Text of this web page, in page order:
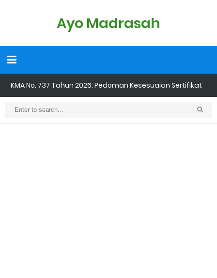
Ayo Madrasah
KMA No. 737 Tahun 2026: Pedoman Kesesuaian Sertifikat